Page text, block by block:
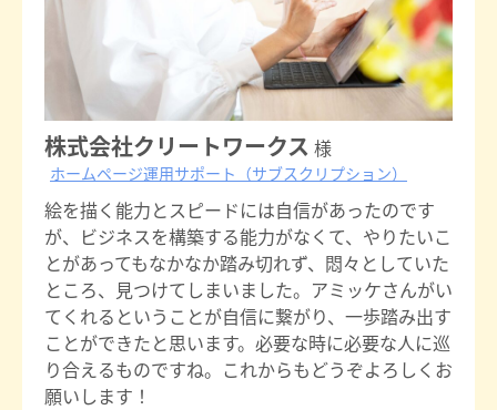
株式会社クリートワークス 様
ホームページ運用サポート（サブスクリプション）
絵を描く能力とスピードには自信があったのです
が、ビジネスを構築する能力がなくて、やりたいこ
とがあってもなかなか踏み切れず、悶々としていた
ところ、見つけてしまいました。アミッケさんがい
てくれるということが自信に繋がり、一歩踏み出す
ことができたと思います。必要な時に必要な人に巡
り合えるものですね。これからもどうぞよろしくお
願いします！